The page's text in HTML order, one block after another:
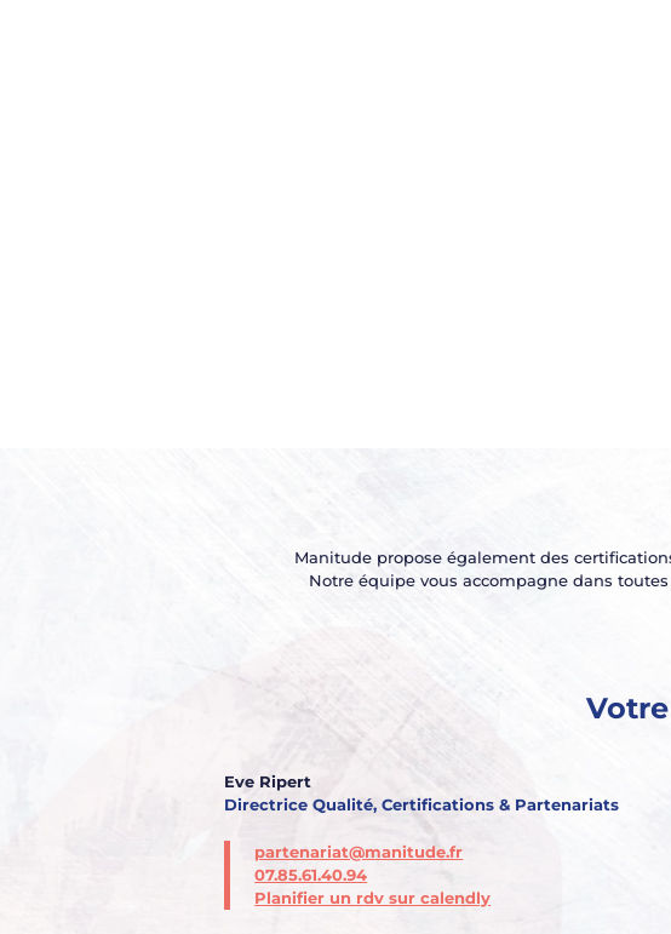
Manitude propose également des
Notre équipe vous accompagne dans
Eve Ripert
Directrice Qualité, Certifications & Partenariats
partenariat@manitude.fr
07.85.61.40.94
Planifier un rdv sur calendly